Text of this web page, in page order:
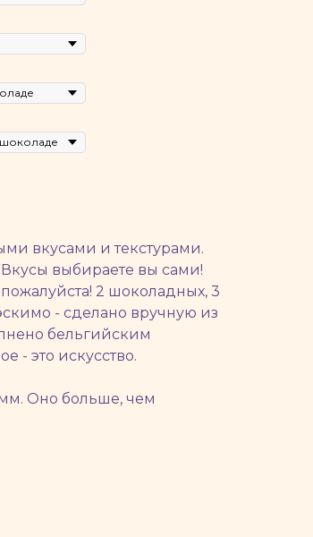
вкусами и текстурами.
выбираете вы сами!
2 шоколадных, 3
- сделано вручную из
бельгийским
- это искусство.
Оно больше, чем